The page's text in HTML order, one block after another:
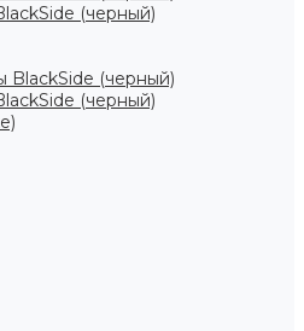
(черный)
(черный)